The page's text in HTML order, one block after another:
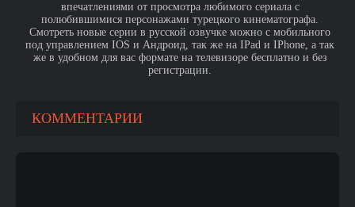
впечатлениями от просмотра любимого сериала с
полюбившимися персонажами турецкого кинематографа.
Смотреть новые серии в русской озвучке можно с мобильного
под управлением IOS и Андроид, так же на IPad и IPhone, а так
же в удобном для вас формате на телевизоре бесплатно и без
регистрации.
КОММЕНТАРИИ